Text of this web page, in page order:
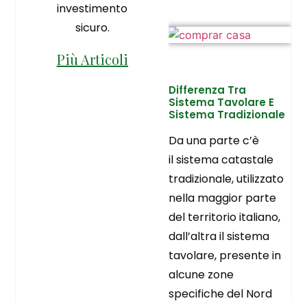
investimento
sicuro.
Più Articoli
Differenza Tra
Sistema Tavolare E
Sistema Tradizionale
Da una parte c’è
il sistema catastale
tradizionale, utilizzato
nella maggior parte
del territorio italiano,
dall’altra il sistema
tavolare, presente in
alcune zone
specifiche del Nord